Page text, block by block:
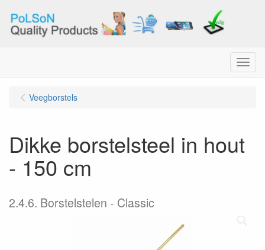
Menu
Veegborstels
Dikke borstelsteel in hout
- 150 cm
2.4.6. Borstelstelen - Classic